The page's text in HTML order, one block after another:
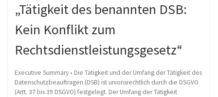
„Tätigkeit des benannten DSB:
Kein Konflikt zum
Rechtsdienstleistungsgesetz“
Executive Summary • Die Tätigkeit und der Umfang der Tätigkeit des
Datenschutzbeauftragen (DSB) ist unionsrechtlich durch die DSGVO
(Artt. 37 bis 39 DSGVO) festgelegt. Der Umfang der Tätigkeit